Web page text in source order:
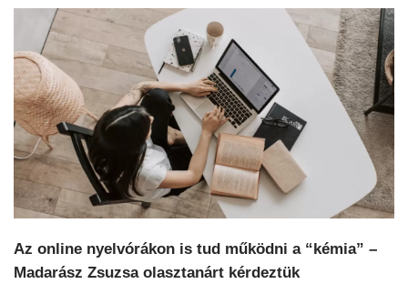
Az online nyelvórákon is tud működni a “kémia” –
Madarász Zsuzsa olasztanárt kérdeztük